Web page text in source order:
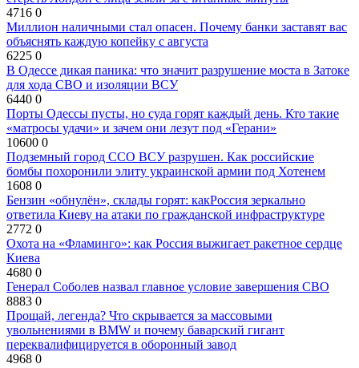
4716 0
Миллион наличными стал опасен. Почему банки заставят вас
объяснять каждую копейку с августа
6225 0
В Одессе дикая паника: что значит разрушение моста в Затоке
для хода СВО и изоляции ВСУ
6440 0
Порты Одессы пусты, но суда горят каждый день. Кто такие
«матросы удачи» и зачем они лезут под «Герани»
10600 0
Подземный город ССО ВСУ разрушен. Как российские
бомбы похоронили элиту украинской армии под Хотенем
1608 0
Бензин «обнулён», склады горят: какРоссия зеркально
ответила Киеву на атаки по гражданской инфраструктуре
2772 0
Охота на «Фламинго»: как Россия выжигает ракетное сердце
Киева
4680 0
Генерал Соболев назвал главное условие завершения СВО
8883 0
Прощай, легенда? Что скрывается за массовыми
увольнениями в BMW и почему баварский гигант
переквалифицируется в оборонный завод
4968 0